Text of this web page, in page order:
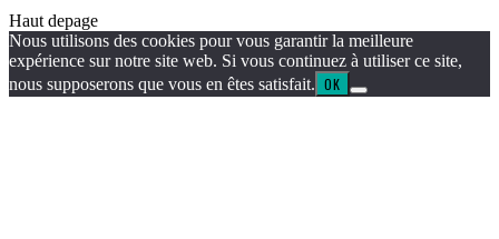
Haut depage
Nous utilisons des cookies pour vous garantir la meilleure
expérience sur notre site web. Si vous continuez à utiliser ce site,
nous supposerons que vous en êtes satisfait. OK